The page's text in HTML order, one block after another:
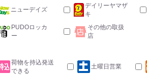
ニューデイズ
デイリーヤマザ
キ
PUDOロッカ
ー
その他の取扱
店
荷物を持込発送
できる
土曜日営業